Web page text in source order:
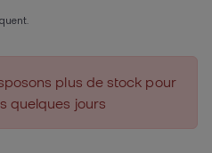
plus de stock pour
quelques jours